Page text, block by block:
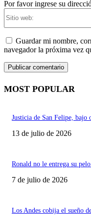
Por favor ingrese su
Guardar mi nombre,
navegador la próxima vez
MOST POPULAR
Justicia de San Felipe, bajo
13 de julio de 2026
Ronald no le entrega su
7 de julio de 2026
Los Andes cobija el sueño